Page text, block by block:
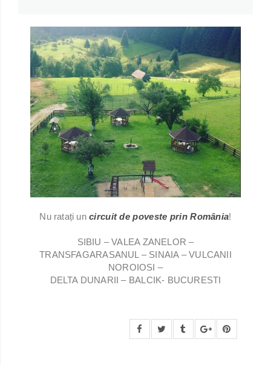
Nu ratați uncircuit de poveste prin România!
SIBIU – VALEA ZANELOR –
TRANSFAGARASANUL – SINAIA – VULCANII
NOROIOSI –
DELTA DUNARII – BALCIK- BUCURESTI